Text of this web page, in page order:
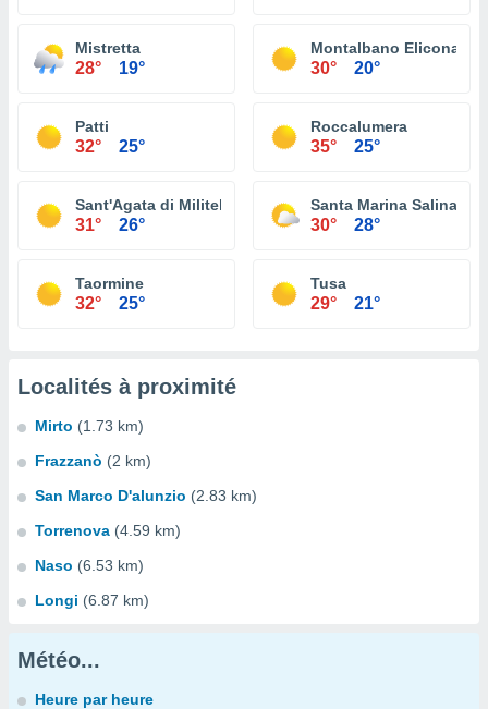
Mistretta
28° 19°
Montalbano Elicona
30° 20°
Patti
32° 25°
Roccalumera
35° 25°
Sant'Agata di Militello
31° 26°
Santa Marina Salina
30° 28°
Taormine
32° 25°
Tusa
29° 21°
Localités à proximité
Mirto (1.73 km)
Frazzanò (2 km)
San Marco D'alunzio (2.83 km)
Torrenova (4.59 km)
Naso (6.53 km)
Longi (6.87 km)
Météo...
Heure par heure